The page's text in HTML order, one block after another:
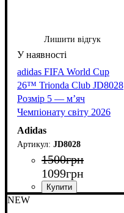
Лишити відгук
adidas FIFA World Cup
26™ Trionda Club JD8028
Розмір 5 — м’яч
Чемпіонату світу 2026
Adidas
JD8028
1500грн
1099грн
NEW